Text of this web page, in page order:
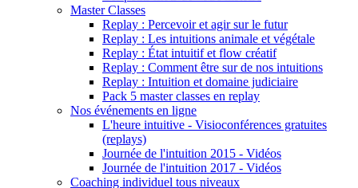
Master Classes
Replay : Percevoir et agir sur le futur
Replay : Les intuitions animale et végétale
Replay : État intuitif et flow créatif
Replay : Comment être sur de nos intuitions
Replay : Intuition et domaine judiciaire
Pack 5 master classes en replay
Nos événements en ligne
L'heure intuitive - Visioconférences gratuites
(replays)
Journée de l'intuition 2015 - Vidéos
Journée de l'intuition 2017 - Vidéos
Coaching individuel tous niveaux